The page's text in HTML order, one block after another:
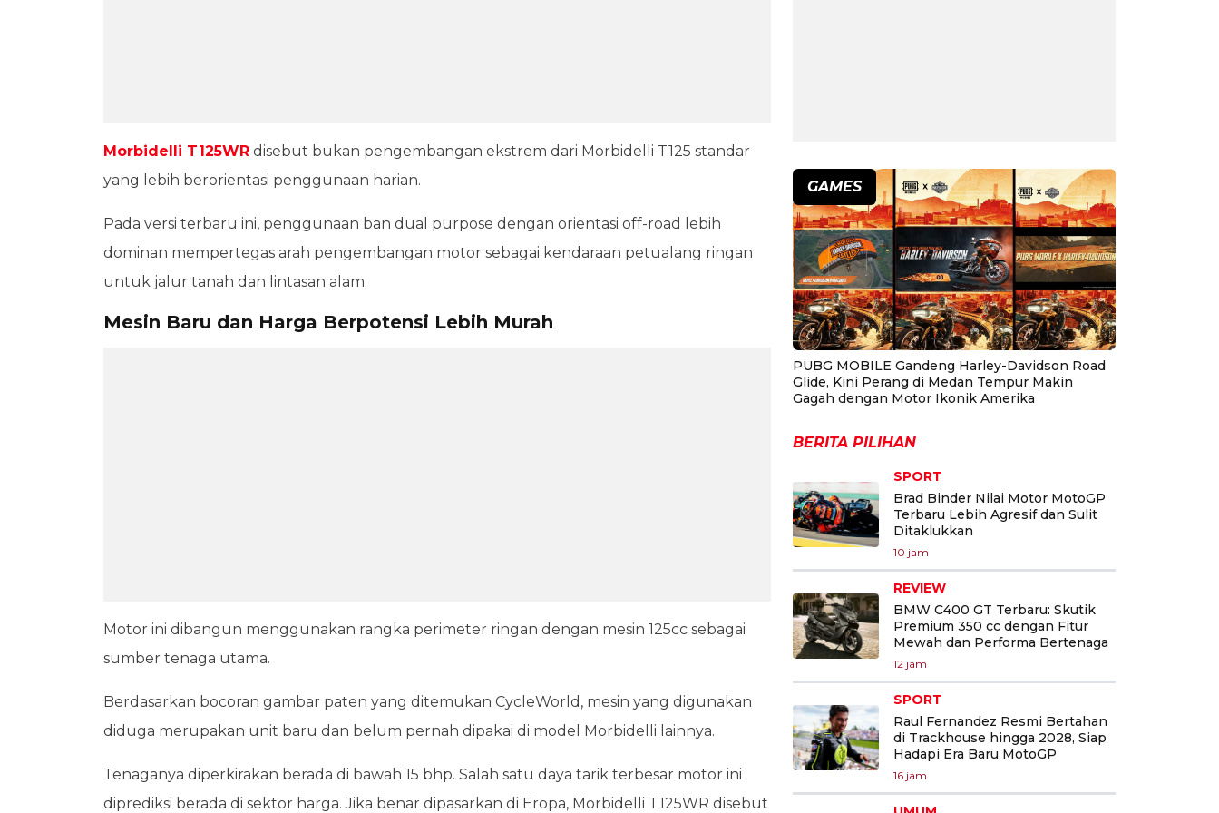
Morbidelli T125WR disebut bukan pengembangan ekstrem dari Morbidelli T125 standar
yang lebih berorientasi penggunaan harian.
Pada versi terbaru ini, penggunaan ban dual purpose dengan orientasi off-road lebih
dominan mempertegas arah pengembangan motor sebagai kendaraan petualang ringan
untuk jalur tanah dan lintasan alam.
Mesin Baru dan Harga Berpotensi Lebih Murah
Motor ini dibangun menggunakan rangka perimeter ringan dengan mesin 125cc sebagai
sumber tenaga utama.
Berdasarkan bocoran gambar paten yang ditemukan CycleWorld, mesin yang digunakan
diduga merupakan unit baru dan belum pernah dipakai di model Morbidelli lainnya.
Tenaganya diperkirakan berada di bawah 15 bhp. Salah satu daya tarik terbesar motor ini
diprediksi berada di sektor harga. Jika benar dipasarkan di Eropa, Morbidelli T125WR disebut
GAMES
PUBG MOBILE Gandeng Harley-Davidson Road
Glide, Kini Perang di Medan Tempur Makin
Gagah dengan Motor Ikonik Amerika
BERITA PILIHAN
SPORT
Brad Binder Nilai Motor MotoGP
Terbaru Lebih Agresif dan Sulit
Ditaklukkan
10 jam
REVIEW
BMW C400 GT Terbaru: Skutik
Premium 350 cc dengan Fitur
Mewah dan Performa Bertenaga
12 jam
SPORT
Raul Fernandez Resmi Bertahan
di Trackhouse hingga 2028, Siap
Hadapi Era Baru MotoGP
16 jam